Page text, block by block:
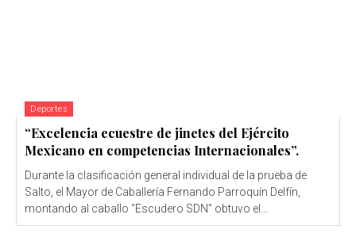
Deportes
“Excelencia ecuestre de jinetes del Ejército
Mexicano en competencias Internacionales”.
Durante la clasificación general individual de la prueba de
Salto, el Mayor de Caballería Fernando Parroquín Delfín,
montando al caballo “Escudero SDN” obtuvo el...